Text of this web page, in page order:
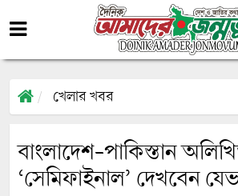
খেলার খবর
বাংলাদেশ-পাকিস্তান
‘সেমিফাইনাল’ দেখবেন